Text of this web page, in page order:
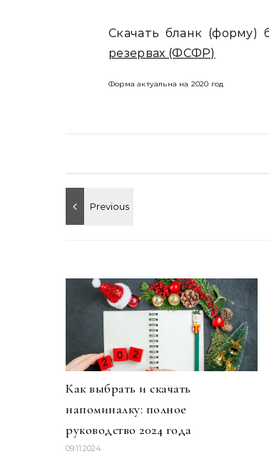
Скачать бланк (форму)
резервах (ФСФР)
Форма актуальна на 2020 год
Как выбрать и скачать
напоминалку: полное
руководство 2024 года
09.11.2024